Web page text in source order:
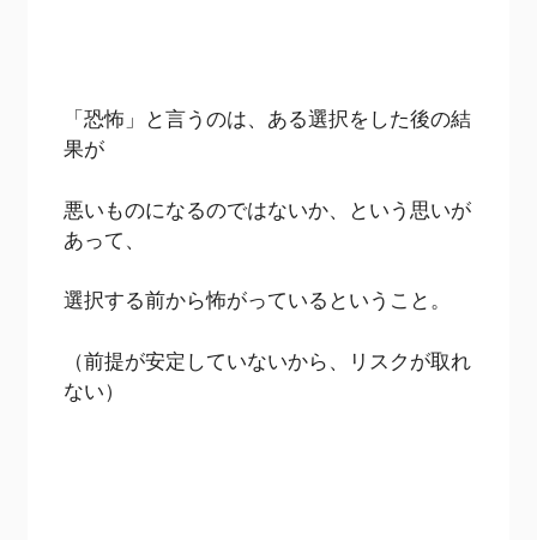
「恐怖」と言うのは、ある選択をした後の結
果が
悪いものになるのではないか、という思いが
あって、
選択する前から怖がっているということ。
（前提が安定していないから、リスクが取れ
ない）